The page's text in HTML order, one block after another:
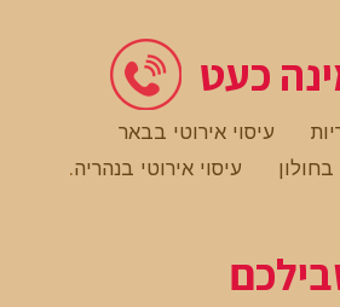
כעט
עיסוי אירוטי בבאר
בחולון עיסוי אירוטי בנהריה.